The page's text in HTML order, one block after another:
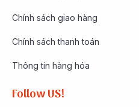
Chính sách giao hàng
Chính sách thanh toán
Thông tin hàng hóa
Follow US!